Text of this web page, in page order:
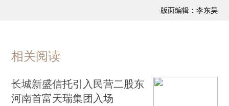
版面编辑：李东昊
相关阅读
长城新盛信托引入民营二股东
河南首富天瑞集团入场